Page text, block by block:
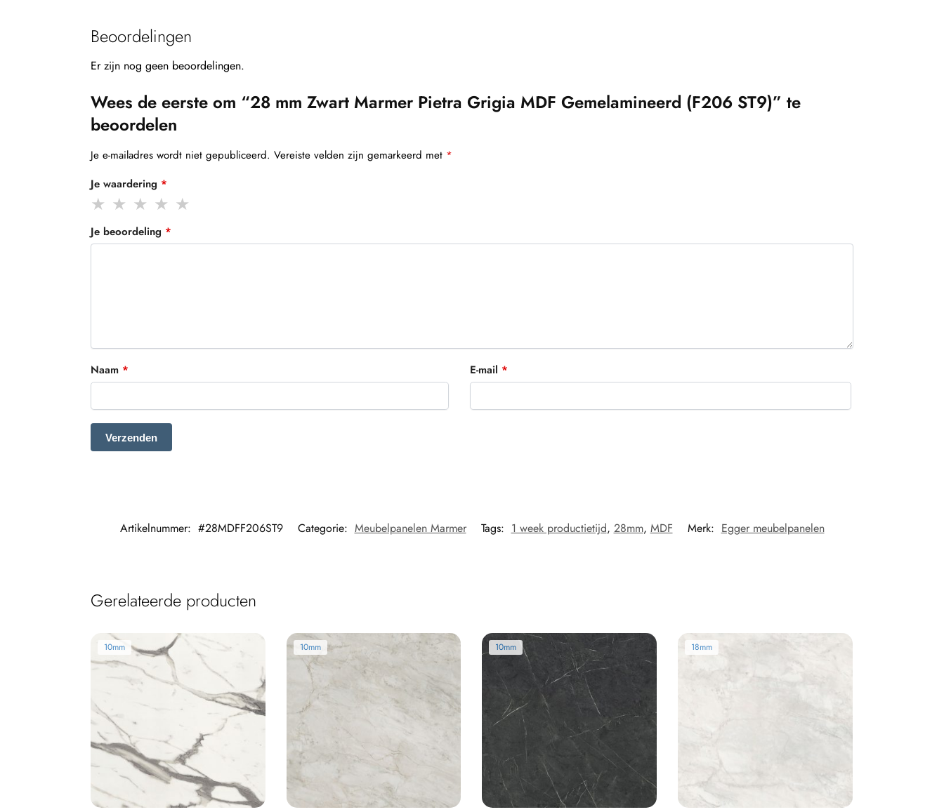
Beoordelingen
Er zijn nog geen beoordelingen.
Wees de eerste om “28 mm Zwart Marmer Pietra Grigia MDF Gemelamineerd (F206 ST9)” te
beoordelen
Je e-mailadres wordt niet gepubliceerd. Vereiste velden zijn gemarkeerd met *
Je waardering *
Je beoordeling *
Naam * E-mail *
Artikelnummer: #28MDFF206ST9 Categorie: Meubelpanelen Marmer Tags: 1 week productietijd, 28mm, MDF Merk: Egger meubelpanelen
Gerelateerde producten
10mm 10mm 10mm 18mm